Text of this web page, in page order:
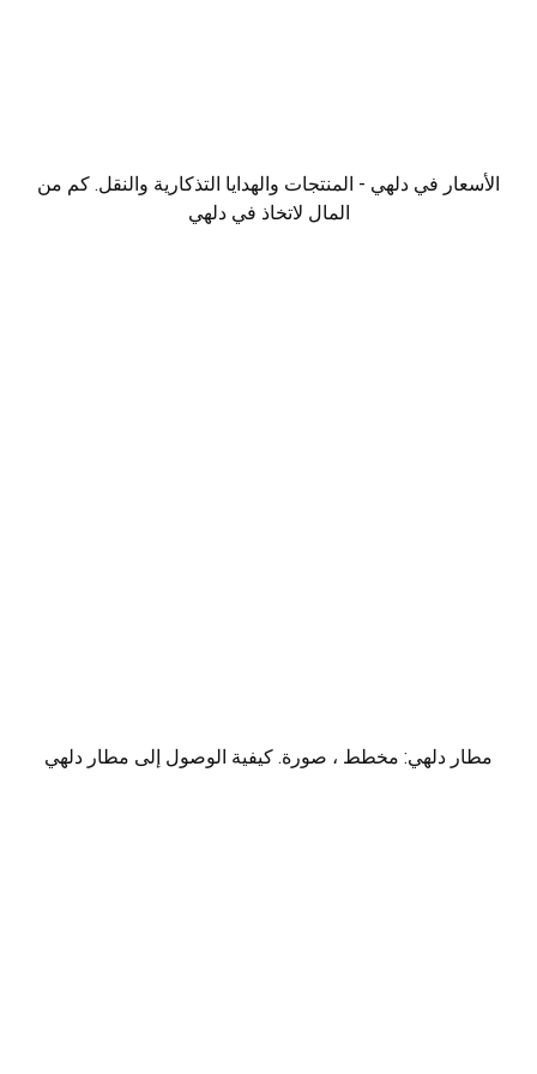
الأسعار في دلهي - المنتجات والهدايا التذكارية والنقل. كم من
المال لاتخاذ في دلهي
مطار دلهي: مخطط ، صورة. كيفية الوصول إلى مطار دلهي